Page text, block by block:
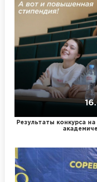
Результаты конкурса